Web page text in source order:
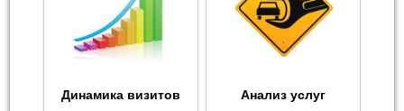
Динамика визитов Анализ услуг